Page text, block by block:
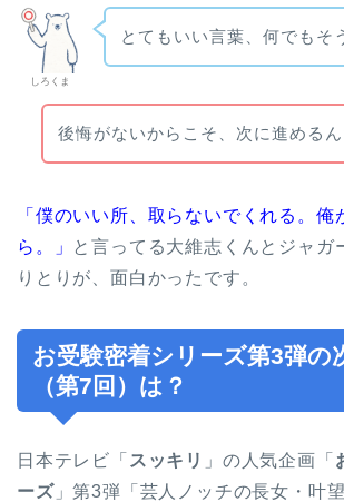
しろくま
とてもいい言葉、何でもそ
後悔がないからこそ、次に進める
「僕のいい所、取らないでくれる。俺
ら。」
と言ってる大維志くんとジャガ
りとりが、面白かったです。
お受験密着シリーズ第3弾の
（第7回）は？
日本テレビ「 スッキリ 」の人気企画「
ーズ」第3弾「芸人ノッチの長女・叶